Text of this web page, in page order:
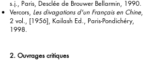
s.j., Paris, Desclée de Brouwer Bellarmin, 1990.
Vercors, Les divagations d'un Français en Chine,
2 vol., [1956], Kailash Ed., Paris-Pondichéry,
1998.
2. Ouvrages critiques